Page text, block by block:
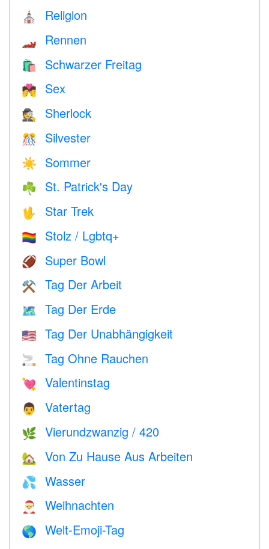
⛪️ Religion
🏎 Rennen
🛍 Schwarzer Freitag
💏 Sex
🕵️ Sherlock
🎊 Silvester
☀️ Sommer
☘️ St. Patrick's Day
🖖 Star Trek
🏳️‍🌈 Stolz / Lgbtq+
🏈 Super Bowl
⚒️ Tag Der Arbeit
🗺️ Tag Der Erde
🇺🇸 Tag Der Unabhängigkeit
🚬 Tag Ohne Rauchen
💘 Valentinstag
👨 Vatertag
🌿 Vierundzwanzig / 420
🏡 Von Zu Hause Aus Arbeiten
💦 Wasser
🎅 Weihnachten
🌎 Welt-Emoji-Tag